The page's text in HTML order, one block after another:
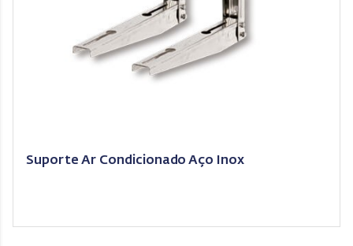
Suporte Ar Condicionado Aço Inox